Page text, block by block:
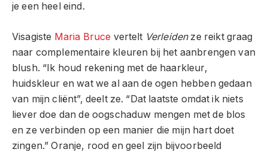
je een heel eind.
Visagiste Maria Bruce vertelt Verleidenze reikt graag
naar complementaire kleuren bij het aanbrengen van
blush. “Ik houd rekening met de haarkleur,
huidskleur en wat we al aan de ogen hebben gedaan
van mijn cliënt”, deelt ze. “Dat laatste omdat ik niets
liever doe dan de oogschaduw mengen met de blos
en ze verbinden op een manier die mijn hart doet
zingen.” Oranje, rood en geel zijn bijvoorbeeld